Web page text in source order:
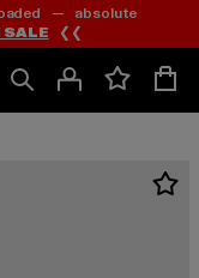
— absolute
SALE ❮❮